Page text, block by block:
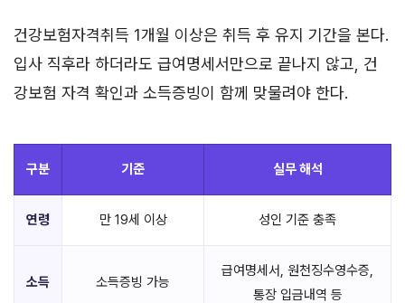
건강보험자격취득 1개월 이상은 취득 후 유지 기간을 본다.
입사 직후라 하더라도 급여명세서만으로 끝나지 않고, 건
강보험 자격 확인과 소득증빙이 함께 맞물려야 한다.
구분 기준 실무 해석
연령 만 19세 이상 성인 기준 충족
소득 소득증빙 가능
급여명세서, 원천징수영수증,
통장 입금내역 등